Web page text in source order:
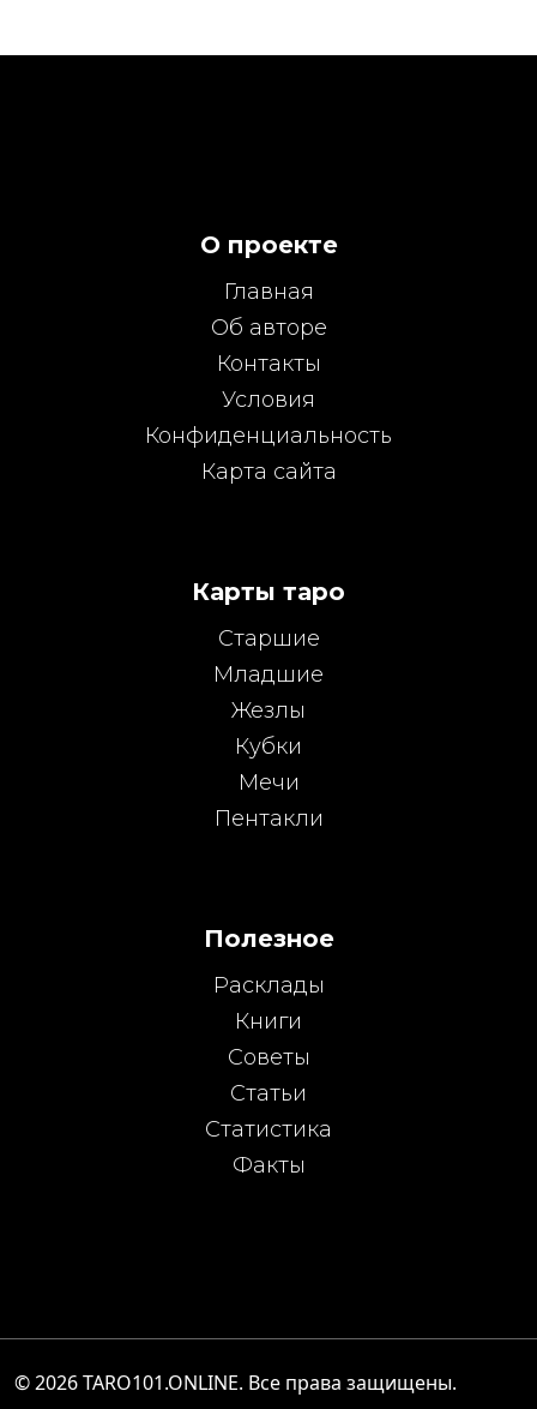
О проекте
Главная
Об авторе
Контакты
Условия
Конфиденциальность
Карта сайта
Карты таро
Старшие
Младшие
Жезлы
Кубки
Мечи
Пентакли
Полезное
Расклады
Книги
Советы
Статьи
Статистика
Факты
© 2026TARO101.ONLINE. Все права защищены.